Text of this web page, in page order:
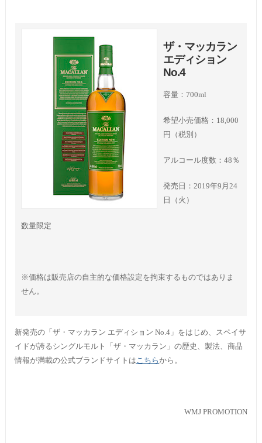
ザ・マッカラン
エディション
No.4
容量：700ml
希望小売価格：18,000
円（税別）
アルコール度数：48％
発売日：2019年9月24
日（火）
数量限定
※価格は販売店の自主的な価格設定を拘束するものではありま
せん。
新発売の「ザ・マッカラン エディション No.4」をはじめ、スペイサ
イドが誇るシングルモルト「ザ・マッカラン」の歴史、製法、商品
情報が満載の公式ブランドサイトは こちらから。
WMJ PROMOTION